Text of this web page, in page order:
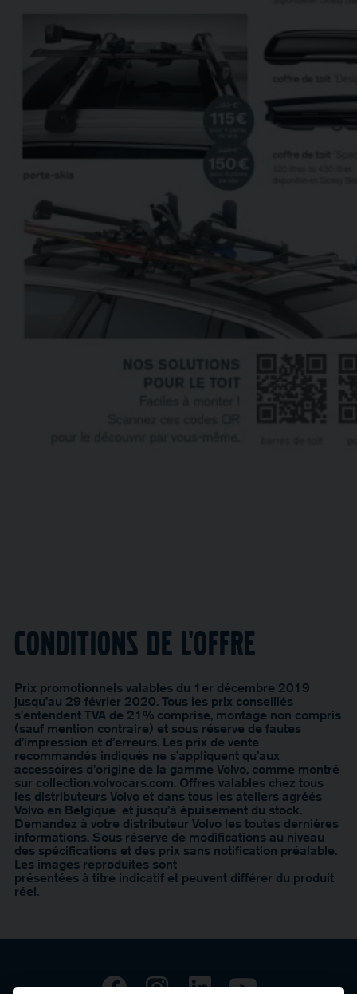
Conditions de l'offre
Prix promotionnels valables du 1er décembre 2019
jusqu’au 29 février 2020. Tous les prix conseillés
s’entendent TVA de 21% comprise, montage non compris
(sauf mention contraire) et sous réserve de fautes
d’impression et d’erreurs. Les prix de vente
recommandés indiqués ne s’appliquent qu’aux
accessoires d’origine de la gamme Volvo, comme montré
sur collection.volvocars.com. Offres valables chez tous
les distributeurs Volvo et dans tous les ateliers agréés
Volvo en Belgique et jusqu’à épuisement du stock.
Demandez à votre distributeur Volvo les toutes dernières
informations. Sous réserve de modifications au niveau
des spécifications et des prix sans notification préalable.
Les images reproduites sont
présentées à titre indicatif et peuvent différer du produit
réel.